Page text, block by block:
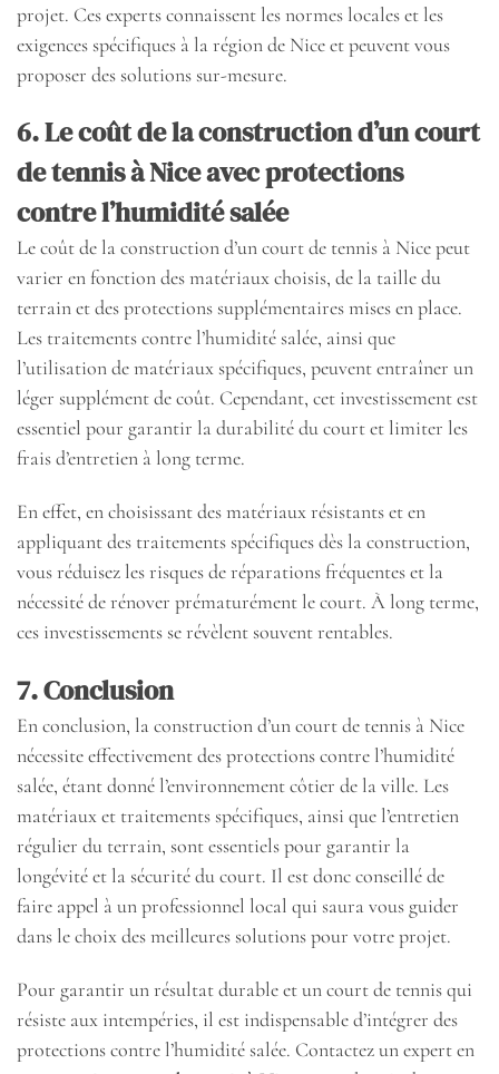
projet. Ces experts connaissent les normes locales et les
exigences spécifiques à la région de Nice et peuvent vous
proposer des solutions sur-mesure.
6. Le coût de la construction d’un court
de tennis à Nice avec protections
contre l’humidité salée
Le coût de la construction d’un court de tennis à Nice peut
varier en fonction des matériaux choisis, de la taille du
terrain et des protections supplémentaires mises en place.
Les traitements contre l’humidité salée, ainsi que
l’utilisation de matériaux spécifiques, peuvent entraîner un
léger supplément de coût. Cependant, cet investissement est
essentiel pour garantir la durabilité du court et limiter les
frais d’entretien à long terme.
En effet, en choisissant des matériaux résistants et en
appliquant des traitements spécifiques dès la construction,
vous réduisez les risques de réparations fréquentes et la
nécessité de rénover prématurément le court. À long terme,
ces investissements se révèlent souvent rentables.
7. Conclusion
En conclusion, la construction d’un court de tennis à Nice
nécessite effectivement des protections contre l’humidité
salée, étant donné l’environnement côtier de la ville. Les
matériaux et traitements spécifiques, ainsi que l’entretien
régulier du terrain, sont essentiels pour garantir la
longévité et la sécurité du court. Il est donc conseillé de
faire appel à un professionnel local qui saura vous guider
dans le choix des meilleures solutions pour votre projet.
Pour garantir un résultat durable et un court de tennis qui
résiste aux intempéries, il est indispensable d’intégrer des
protections contre l’humidité salée. Contactez un expert en